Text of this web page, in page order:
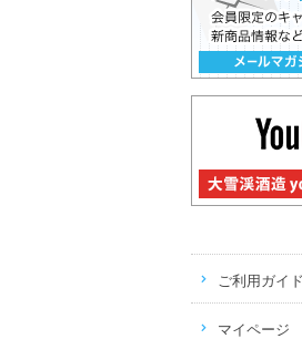
ご利用ガイド
マイページ